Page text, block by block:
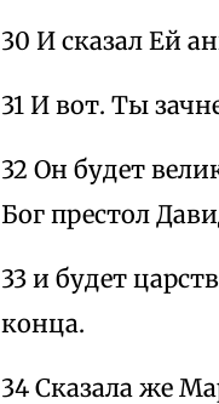
30 И сказал Ей
31 И вот. Ты
32 Он будет
Бог престол
33 и будет
конца.
34 Сказала же